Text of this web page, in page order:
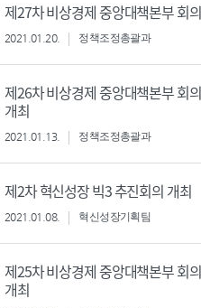
제27차 비상경제 중앙대책본부 회
2021.01.20. 정책조정총괄과
제26차 비상경제 중앙대책본부 회
개최
2021.01.13. 정책조정총괄과
제2차 혁신성장 빅3 추진회의 개최
2021.01.08. 혁신성장기획팀
제25차 비상경제 중앙대책본부 회
개최